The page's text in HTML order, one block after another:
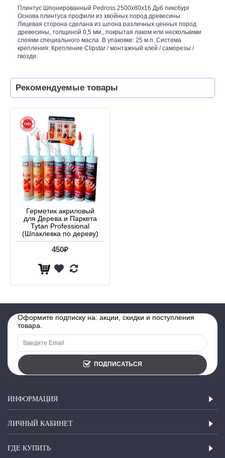
Плинтус Шпонированный Pedross 2500х80х16 Дуб пиксбург
Основа плинтуса профили из хвойных пород древесины .
Лицевая сторона сделана из шпона различных ценных пород
древесины, толщиной 0,5 мм., покрытая лаком или несколькими
слоями специального масла. В упаковке: 25 м.п. Система
крепления: Крепление Clipstar / монтажный клей / саморезы /
гвозди.
Рекомендуемые товары
Герметик акриловый
для Дерева и Паркета
Tytan Professional
(Шпаклевка по дереву)
450₽
Оформите подписку на: акции, скидки и поступления
товара.
ПОДПИСАТЬСЯ
ИНФОРМАЦИЯ
ЛИЧНЫЙ КАБИНЕТ
ГДЕ КУПИТЬ